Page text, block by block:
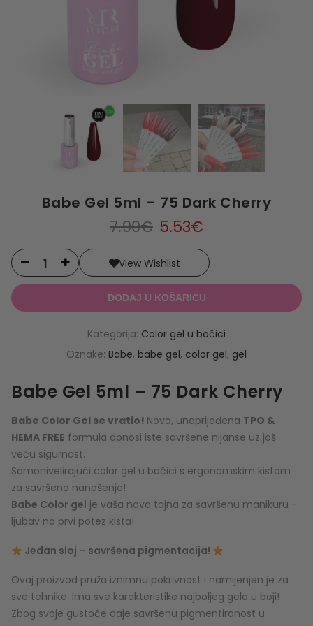
Babe Gel 5ml – 75 Dark Cherry
7.90€ 5.53€
DODAJ U KOŠARICU
View Wishlist
Alternative:
Kategorija: Color gel u bočici
Oznake: Babe, babe gel, color gel, gel
Babe Gel 5ml – 75 Dark Cherry
Babe Color Gel se vratio! Nova, unaprijeđena TPO &
HEMA FREE formula donosi iste savršene nijanse uz još
veću sigurnost.
Samonivelirajući color gel u bočici s ergonomskim kistom
za savršeno nanošenje!
Babe Color gel je vaša nova tajna za savršenu manikuru –
ljubav na prvi potez kista!
Jedan sloj – savršena pigmentacija!
Ovaj proizvod pruža iznimnu pokrivnost i namijenjen je za
sve tehnike. Ima sve karakteristike najboljeg gela u boji!
Zbog svoje gustoće daje savršenu pigmentiranost u